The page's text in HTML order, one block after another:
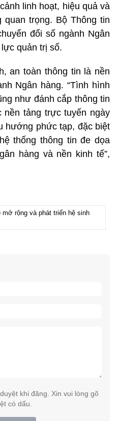
linh hoạt, hiệu quả và
trọng. Bộ Thông tin
đổi số ngành Ngân
quản trị số.
an toàn thông tin là nền
Ngân hàng. “Tình hình
như đánh cắp thông tin
tảng trực tuyến ngày
hướng phức tạp, đặc biệt
thống thông tin đe dọa
hàng và nền kinh tế”,
mở rộng và phát triển hệ sinh
khi đăng. Xin vui lòng gõ
có dấu.